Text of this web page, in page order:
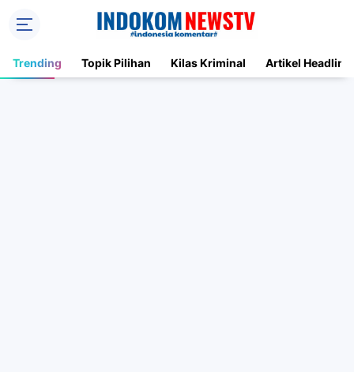
Trending Topik Pilihan Kilas Kriminal Artikel Headline